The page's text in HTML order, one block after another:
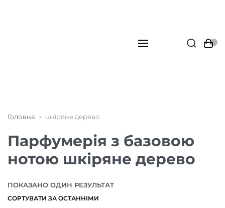
Головна › шкіряне дерево
Парфумерія з базовою
нотою шкіряне дерево
ПОКАЗАНО ОДИН РЕЗУЛЬТАТ